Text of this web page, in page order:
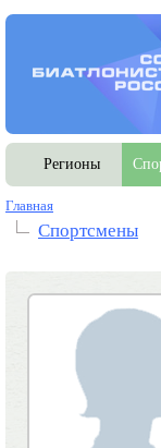
Регионы
Главная
Спортсмены